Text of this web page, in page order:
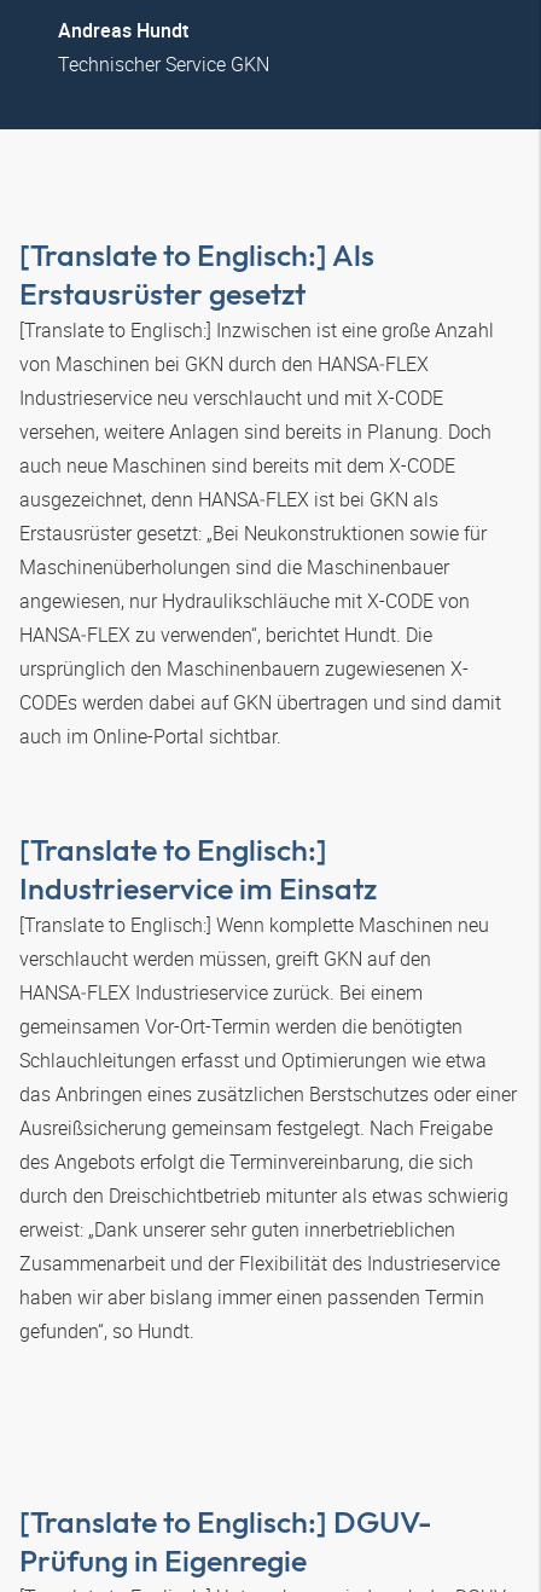
Andreas Hundt
Technischer Service GKN
[Translate to Englisch:] Als
Erstausrüster gesetzt
[Translate to Englisch:] Inzwischen ist eine große Anzahl
von Maschinen bei GKN durch den HANSA‑FLEX
Industrieservice neu verschlaucht und mit X-CODE
versehen, weitere Anlagen sind bereits in Planung. Doch
auch neue Maschinen sind bereits mit dem X-CODE
ausgezeichnet, denn HANSA‑FLEX ist bei GKN als
Erstausrüster gesetzt: „Bei Neukonstruktionen sowie für
Maschinenüberholungen sind die Maschinenbauer
angewiesen, nur Hydraulikschläuche mit X-CODE von
HANSA‑FLEX zu verwenden“, berichtet Hundt. Die
ursprünglich den Maschinenbauern zugewiesenen X-
CODEs werden dabei auf GKN übertragen und sind damit
auch im Online-Portal sichtbar.
[Translate to Englisch:]
Industrieservice im Einsatz
[Translate to Englisch:] Wenn komplette Maschinen neu
verschlaucht werden müssen, greift GKN auf den
HANSA‑FLEX Industrieservice zurück. Bei einem
gemeinsamen Vor-Ort-Termin werden die benötigten
Schlauchleitungen erfasst und Optimierungen wie etwa
das Anbringen eines zusätzlichen Berstschutzes oder einer
Ausreißsicherung gemeinsam festgelegt. Nach Freigabe
des Angebots erfolgt die Terminvereinbarung, die sich
durch den Dreischichtbetrieb mitunter als etwas schwierig
erweist: „Dank unserer sehr guten innerbetrieblichen
Zusammenarbeit und der Flexibilität des Industrieservice
haben wir aber bislang immer einen passenden Termin
gefunden“, so Hundt.
[Translate to Englisch:] DGUV-
Prüfung in Eigenregie